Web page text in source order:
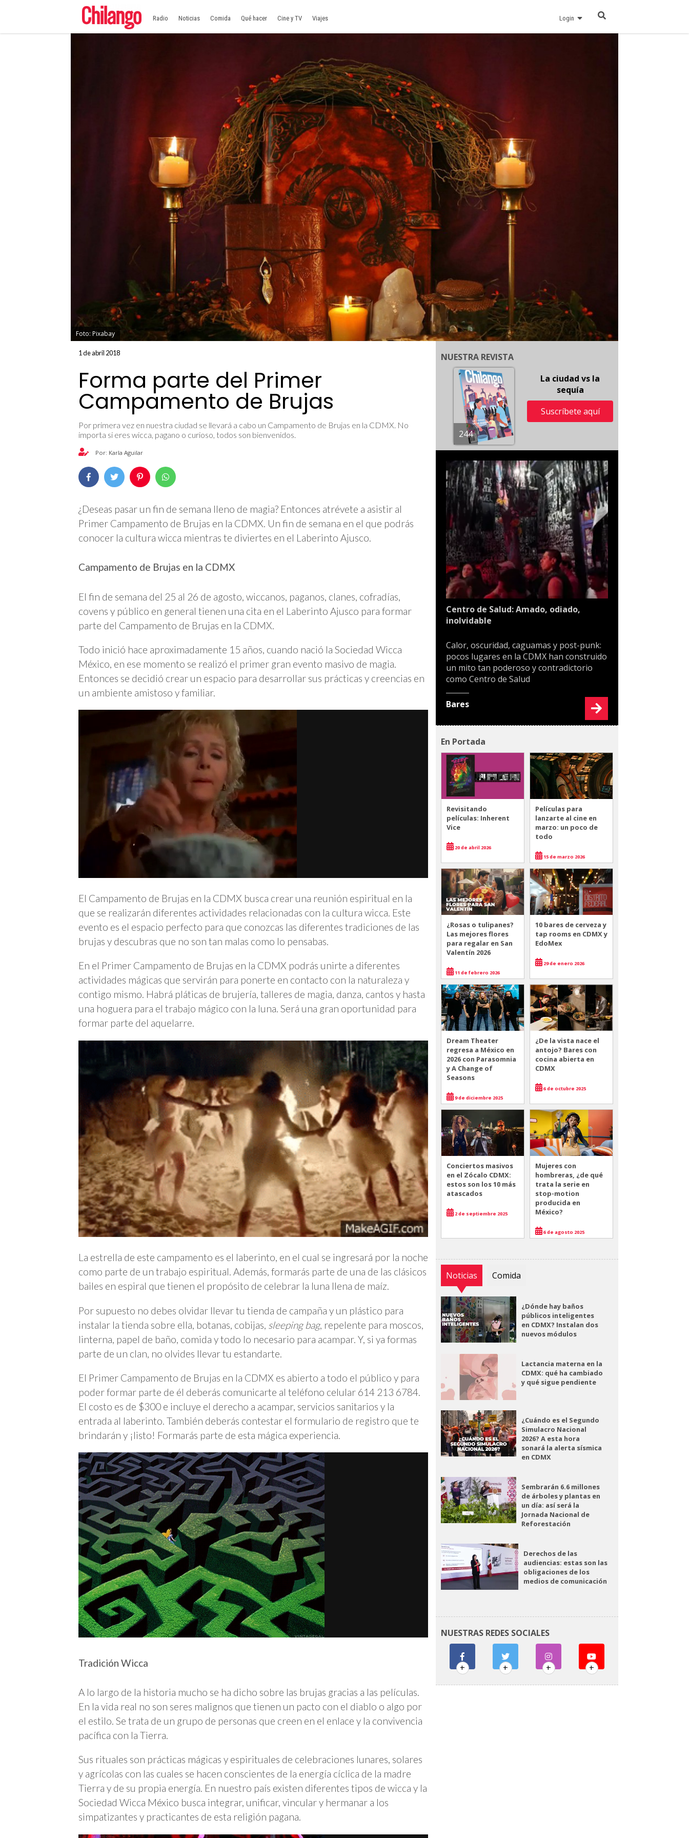
Radio Noticias Comida Qué hacer Cine y TV Viajes Login
Foto: Pixabay
1 de abril 2018
Forma parte del Primer
Campamento de Brujas
Por primera vez en nuestra ciudad se llevará a cabo un Campamento de Brujas en la CDMX. No
importa si eres wicca, pagano o curioso, todos son bienvenidos.
Por: Karla Aguilar
¿Deseas pasar un fin de semana lleno de magia? Entonces atrévete a asistir al
Primer Campamento de Brujas en la CDMX. Un fin de semana en el que podrás
conocer la cultura wicca mientras te diviertes en el Laberinto Ajusco.
Campamento de Brujas en la CDMX
El fin de semana del 25 al 26 de agosto, wiccanos, paganos, clanes, cofradías,
covens y público en general tienen una cita en el Laberinto Ajusco para formar
parte del Campamento de Brujas en la CDMX.
Todo inició hace aproximadamente 15 años, cuando nació la Sociedad Wicca
México, en ese momento se realizó el primer gran evento masivo de magia.
Entonces se decidió crear un espacio para desarrollar sus prácticas y creencias en
un ambiente amistoso y familiar.
El Campamento de Brujas en la CDMX busca crear una reunión espiritual en la
que se realizarán diferentes actividades relacionadas con la cultura wicca. Este
evento es el espacio perfecto para que conozcas las diferentes tradiciones de las
brujas y descubras que no son tan malas como lo pensabas.
En el Primer Campamento de Brujas en la CDMX podrás unirte a diferentes
actividades mágicas que servirán para ponerte en contacto con la naturaleza y
contigo mismo. Habrá pláticas de brujería, talleres de magia, danza, cantos y hasta
una hoguera para el trabajo mágico con la luna. Será una gran oportunidad para
formar parte del aquelarre.
La estrella de este campamento es el laberinto, en el cual se ingresará por la noche
como parte de un trabajo espiritual. Además, formarás parte de una de las clásicos
bailes en espiral que tienen el propósito de celebrar la luna llena de maíz.
Por supuesto no debes olvidar llevar tu tienda de campaña y un plástico para
instalar la tienda sobre ella, botanas, cobijas, sleeping bag, repelente para moscos,
linterna, papel de baño, comida y todo lo necesario para acampar. Y, si ya formas
parte de un clan, no olvides llevar tu estandarte.
El Primer Campamento de Brujas en la CDMX es abierto a todo el público y para
poder formar parte de él deberás comunicarte al teléfono celular 614 213 6784.
El costo es de $300 e incluye el derecho a acampar, servicios sanitarios y la
entrada al laberinto. También deberás contestar el formulario de registro que te
brindarán y ¡listo! Formarás parte de esta mágica experiencia.
Tradición Wicca
A lo largo de la historia mucho se ha dicho sobre las brujas gracias a las películas.
En la vida real no son seres malignos que tienen un pacto con el diablo o algo por
el estilo. Se trata de un grupo de personas que creen en el enlace y la convivencia
pacífica con la Tierra.
Sus rituales son prácticas mágicas y espirituales de celebraciones lunares, solares
y agrícolas con las cuales se hacen conscientes de la energía cíclica de la madre
Tierra y de su propia energía. En nuestro país existen diferentes tipos de wicca y la
Sociedad Wicca México busca integrar, unificar, vincular y hermanar a los
simpatizantes y practicantes de esta religión pagana.
NUESTRA REVISTA
244
La ciudad vs la
sequía
Suscríbete aquí
Centro de Salud: Amado, odiado,
inolvidable
Calor, oscuridad, caguamas y post-punk:
pocos lugares en la CDMX han construido
un mito tan poderoso y contradictorio
como Centro de Salud
Bares
En Portada
Revisitando
películas: Inherent
Vice
20 de abril 2026
Películas para
lanzarte al cine en
marzo: un poco de
todo
15 de marzo 2026
¿Rosas o tulipanes?
Las mejores flores
para regalar en San
Valentín 2026
11 de febrero 2026
10 bares de cerveza y
tap rooms en CDMX y
EdoMex
29 de enero 2026
Dream Theater
regresa a México en
2026 con Parasomnia
y A Change of
Seasons
9 de diciembre 2025
¿De la vista nace el
antojo? Bares con
cocina abierta en
CDMX
6 de octubre 2025
Conciertos masivos
en el Zócalo CDMX:
estos son los 10 más
atascados
2 de septiembre 2025
Mujeres con
hombreras, ¿de qué
trata la serie en
stop-motion
producida en
México?
6 de agosto 2025
Noticias Comida
¿Dónde hay baños
públicos inteligentes
en CDMX? Instalan dos
nuevos módulos
Lactancia materna en la
CDMX: qué ha cambiado
y qué sigue pendiente
¿Cuándo es el Segundo
Simulacro Nacional
2026? A esta hora
sonará la alerta sísmica
en CDMX
Sembrarán 6.6 millones
de árboles y plantas en
un día: así será la
Jornada Nacional de
Reforestación
Derechos de las
audiencias: estas son las
obligaciones de los
medios de comunicación
NUESTRAS REDES SOCIALES
+ + + +